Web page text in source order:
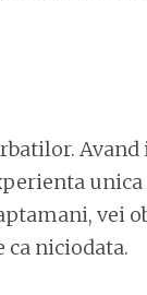
vei
niciodata.